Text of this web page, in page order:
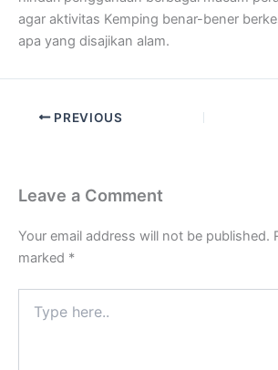
agar aktivitas Kemping benar-bener
apa yang disajikan alam.
PREVIOUS
Leave a Comment
Your email address will not be published.
marked *
here..